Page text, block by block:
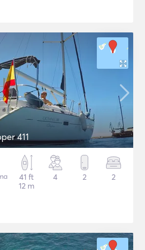
411
41 ft
12 m
4 2 2